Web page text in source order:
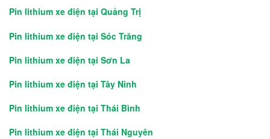
Pin lithium xe điện tại Quảng Trị
Pin lithium xe điện tại Sóc Trăng
Pin lithium xe điện tại Sơn La
Pin lithium xe điện tại Tây Ninh
Pin lithium xe điện tại Thái Bình
Pin lithium xe điện tại Thái Nguyên